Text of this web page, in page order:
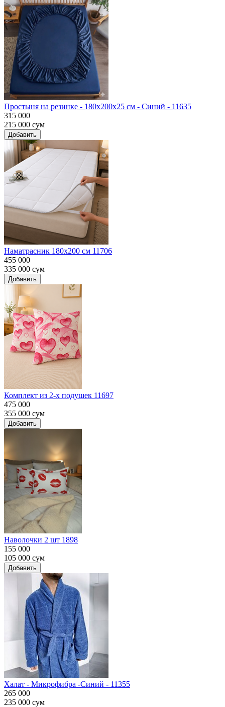
Простыня на резинке - 180x200x25 cм - Синий - 11635
315 000
215 000 сум
Добавить
Наматрасник 180х200 см 11706
455 000
335 000 сум
Добавить
Комплект из 2-х подушек 11697
475 000
355 000 сум
Добавить
Наволочки 2 шт 1898
155 000
105 000 сум
Добавить
Халат - Микрофибра -Синий - 11355
265 000
235 000 сум